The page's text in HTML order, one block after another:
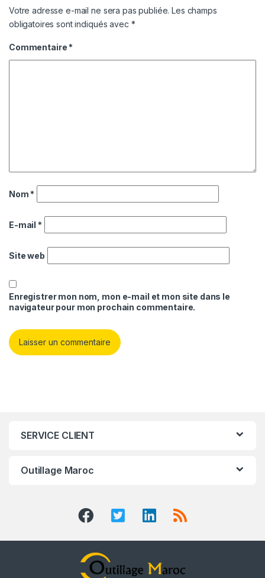
Votre adresse e-mail ne sera pas publiée. Les champs
obligatoires sont indiqués avec *
Commentaire *
Nom *
E-mail *
Site web
Enregistrer mon nom, mon e-mail et mon site dans le
navigateur pour mon prochain commentaire.
SERVICE CLIENT
Outillage Maroc